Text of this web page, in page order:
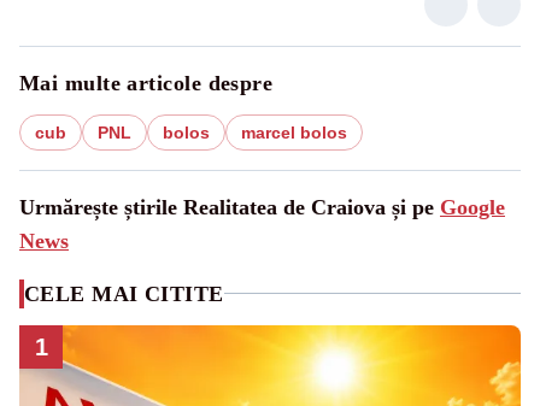
Mai multe articole despre
cub PNL bolos marcel bolos
Urmărește știrile Realitatea de Craiova și pe Google
News
CELE MAI CITITE
1